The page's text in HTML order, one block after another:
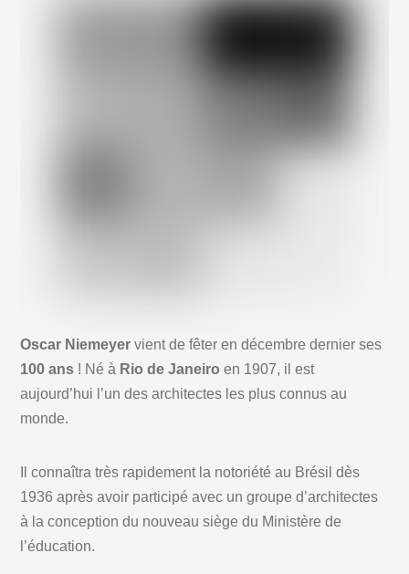
Oscar Niemeyer vient de fêter en décembre dernier ses
100 ans ! Né à Rio de Janeiro en 1907, il est
aujourd’hui l’un des architectes les plus connus au
monde.
Il connaîtra très rapidement la notoriété au Brésil dès
1936 après avoir participé avec un groupe d’architectes
à la conception du nouveau siège du Ministère de
l’éducation.